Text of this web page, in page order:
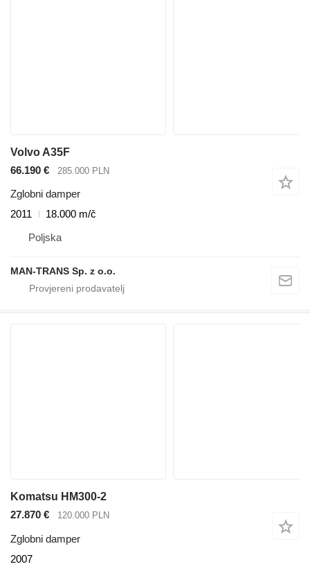
Volvo A35F
66.190 €
285.000 PLN
Zglobni damper
2011
18.000 m/č
Poljska
MAN-TRANS Sp. z o.o.
Komatsu HM300-2
27.870 €
120.000 PLN
Zglobni damper
2007